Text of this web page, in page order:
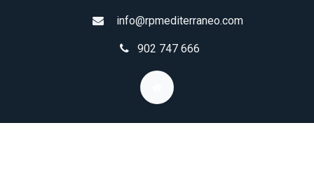
info@rpmediterraneo.com
902 747 666